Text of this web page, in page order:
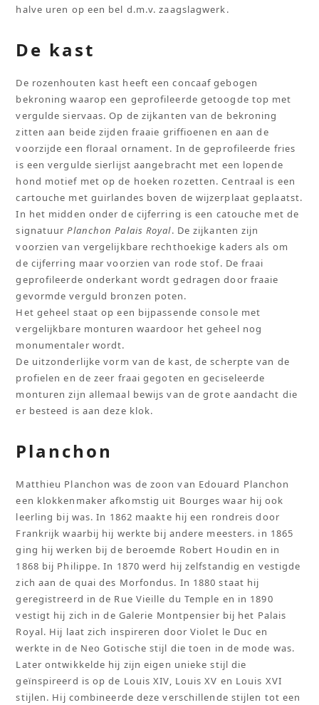
halve uren op een bel d.m.v. zaagslagwerk.
De kast
De rozenhouten kast heeft een concaaf gebogen
bekroning waarop een geprofileerde getoogde top met
vergulde siervaas. Op de zijkanten van de bekroning
zitten aan beide zijden fraaie griffioenen en aan de
voorzijde een floraal ornament. In de geprofileerde fries
is een vergulde sierlijst aangebracht met een lopende
hond motief met op de hoeken rozetten. Centraal is een
cartouche met guirlandes boven de wijzerplaat geplaatst.
In het midden onder de cijferring is een catouche met de
signatuurPlanchon Palais Royal. De zijkanten zijn
voorzien van vergelijkbare rechthoekige kaders als om
de cijferring maar voorzien van rode stof. De fraai
geprofileerde onderkant wordt gedragen door fraaie
gevormde verguld bronzen poten.
Het geheel staat op een bijpassende console met
vergelijkbare monturen waardoor het geheel nog
monumentaler wordt.
De uitzonderlijke vorm van de kast, de scherpte van de
profielen en de zeer fraai gegoten en geciseleerde
monturen zijn allemaal bewijs van de grote aandacht die
er besteed is aan deze klok.
Planchon
Matthieu Planchon was de zoon van Edouard Planchon
een klokkenmaker afkomstig uit Bourges waar hij ook
leerling bij was. In 1862 maakte hij een rondreis door
Frankrijk waarbij hij werkte bij andere meesters. in 1865
ging hij werken bij de beroemde Robert Houdin en in
1868 bij Philippe. In 1870 werd hij zelfstandig en vestigde
zich aan de quai des Morfondus. In 1880 staat hij
geregistreerd in de Rue Vieille du Temple en in 1890
vestigt hij zich in de Galerie Montpensier bij het Palais
Royal. Hij laat zich inspireren door Violet le Duc en
werkte in de Neo Gotische stijl die toen in de mode was.
Later ontwikkelde hij zijn eigen unieke stijl die
geïnspireerd is op de Louis XIV, Louis XV en Louis XVI
stijlen. Hij combineerde deze verschillende stijlen tot een